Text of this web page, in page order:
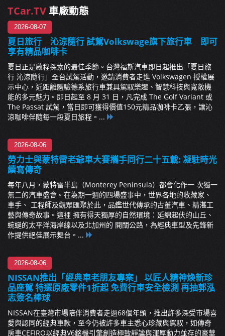
TCar.TV 車廠動態
2026-08-07
夏日旅行 沁涼隨行 試駕Volkswage旗下旅行車 即可
享有精品咖啡卡
夏日正是啟程探索的最佳季節。台灣福斯汽車即日起推出「夏日旅
行 沁涼隨行」全台試駕活動，邀請消費者走進 Volkswagen 授權展
示中心，近距離體驗德系旅行車兼具駕馭樂趣、智慧科技與寬敞機
能的多元魅力。即日起至 8 月 31 日，凡完成 The Golf Variant 或
The Passat 試駕，當日即可獲得價值150元精品咖啡卡乙張，讓沁
涼咖啡伴隨每一段夏日旅程。...
2026-08-06
勞力士與蒙特雷老爺車大賽攜手同行二十五載: 凝駐時光
續寫傳奇
每年八月，蒙特雷半島（Monterey Peninsula）都會化作一 次獨一
無二的汽車盛會。在為期一週的四場盛事中，世界各地的收藏家、
車手、 工程師及觀眾匯聚於此，品鑑世代傳承的古董汽車、精湛工
藝與傳奇故事。這裡 擁有得天獨厚的自然環境：延綿起伏的山丘、
蜿蜒的太平洋海岸線以及北加州的 開闊公路，為經典車型及先鋒新
作提供絕佳展示舞台。...
2026-08-06
NISSAN推出「經典車老朋友專案」 以匠人精神煥新珍
品座駕 特選原廠零件1折起 免費行車安全檢測 再抽郭泓
志簽名棒球
NISSAN在臺灣市場陪伴消費者走過68個年頭，推出許多深受市場喜
愛與認同的經典車款，至今仍被許多車主悉心珍藏與駕馭，如傳奇
房車CEFIRO以經典V6銘機引擎創造極致靜謐與渾厚動力並存的豪華